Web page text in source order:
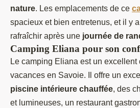
nature. Les emplacements de ce
spacieux et bien entretenus, et il y
rafraîchir après une journée de
Camping Eliana pour son
Le camping Eliana est un excellent
vacances en Savoie. Il offre un
piscine intérieure chauffée, des
et lumineuses, un restaurant